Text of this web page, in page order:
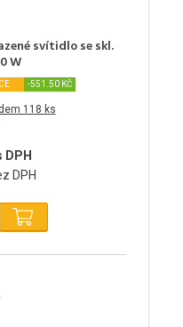
svítidlo se skl.
W
-551.50 KČ
118 ks
DPH
DPH